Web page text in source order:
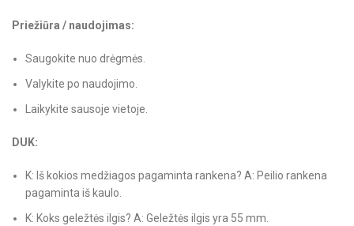
Priežiūra / naudojimas:
Saugokite nuo drėgmės.
Valykite po naudojimo.
Laikykite sausoje vietoje.
DUK:
K: Iš kokios medžiagos pagaminta rankena? A: Peilio rankena
pagaminta iš kaulo.
K: Koks geležtės ilgis? A: Geležtės ilgis yra 55 mm.